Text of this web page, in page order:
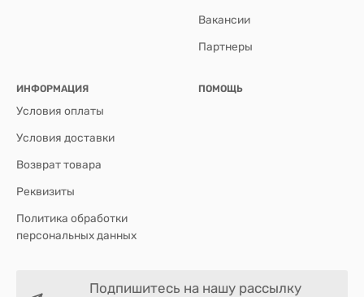
Вакансии
Партнеры
ИНФОРМАЦИЯ
Условия оплаты
Условия доставки
Возврат товара
Реквизиты
Политика обработки
персональных данных
ПОМОЩЬ
Подпишитесь на нашу рассылку